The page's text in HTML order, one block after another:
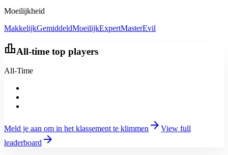
Moeilijkheid
MakkelijkGemiddeldMoeilijkExpertMasterEvil
leaderboardAll-time top players
All-Time
Meld je aan om in het klassement te klimmen arrow_forward View full
leaderboard arrow_forward